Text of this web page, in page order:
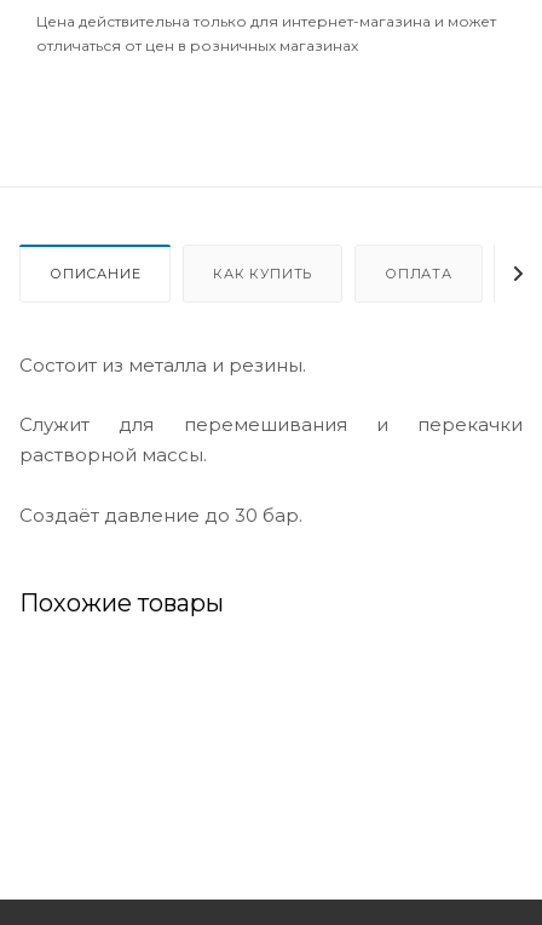
Цена действительна только для интернет-магазина и может
отличаться от цен в розничных магазинах
ОПИСАНИЕ КАК КУПИТЬ ОПЛАТА
Состоит из металла и резины.
Служит для перемешивания и перекачки
растворной массы.
Создаёт давление до 30 бар.
Похожие товары